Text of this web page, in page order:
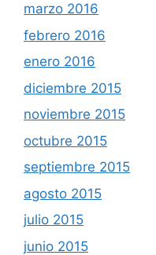
marzo 2016
febrero 2016
enero 2016
diciembre 2015
noviembre 2015
octubre 2015
septiembre 2015
agosto 2015
julio 2015
junio 2015